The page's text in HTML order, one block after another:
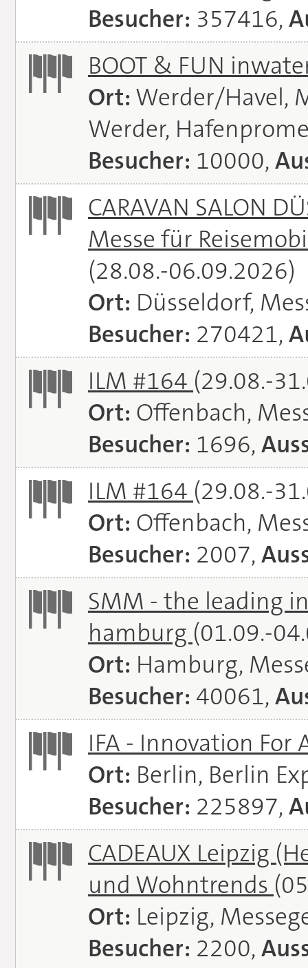
Besucher: 357416,
BOOT & FUN
Ort: Werder/Havel,
Werder,
Besucher: 10000,
CARAVAN SALON
Messe für
(28.08.-06.09.2026)
Ort: Düsseldorf,
Besucher: 270421,
ILM #164 (29.08.-
Ort: Offenbach,
Besucher: 1696,
ILM #164 (29.08.-
Ort: Offenbach,
Besucher: 2007,
SMM - the leading
hamburg (01.09.-
Ort: Hamburg,
Besucher: 40061,
IFA - Innovation For
Ort: Berlin, Berlin
Besucher: 225897,
CADEAUX Leipzig
und Wohntrends
Ort: Leipzig,
Besucher: 2200,